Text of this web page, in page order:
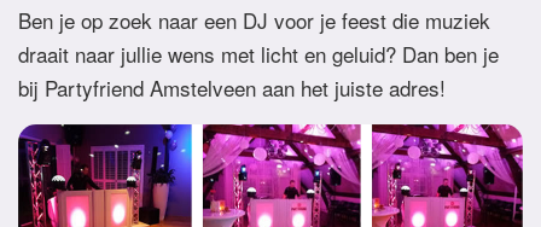
Ben je op zoek naar een DJ voor je feest die muziek
draait naar jullie wens met licht en geluid? Dan ben je
bij Partyfriend Amstelveen aan het juiste adres!